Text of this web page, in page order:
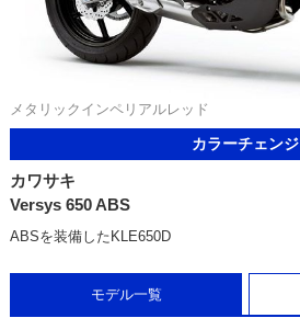
メタリックインペリアルレッド
カラーチェンジ
カワサキ
Versys 650 ABS
ABSを装備したKLE650D
モデル一覧